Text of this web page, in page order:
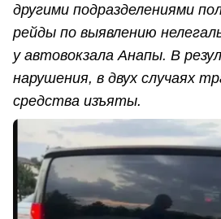
другими подразделениями
рейды по выявлению
у автовокзала Анапы. В
нарушения, в двух случаях
средства изъяты.